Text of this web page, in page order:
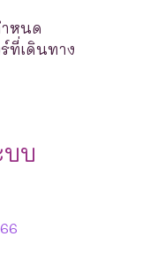
ำหนด
ที่เดินทาง
บบ